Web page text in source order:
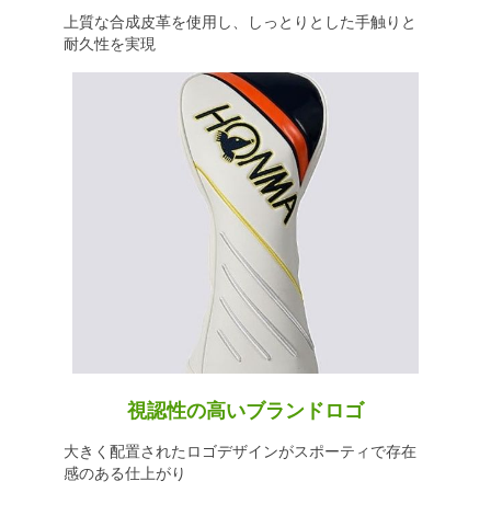
上質な合成皮革を使用し、しっとりとした手触りと
耐久性を実現
視認性の高いブランドロゴ
大きく配置されたロゴデザインがスポーティで存在
感のある仕上がり